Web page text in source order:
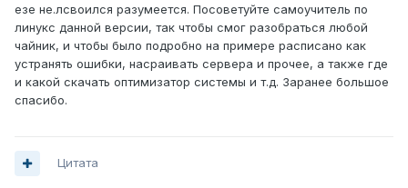
езе не.лсвоился разумеется. Посоветуйте самоучитель по
линукс данной версии, так чтобы смог разобраться любой
чайник, и чтобы было подробно на примере расписано как
устранять ошибки, насраивать сервера и прочее, а также где
и какой скачать оптимизатор системы и т.д. Заранее большое
спасибо.
Цитата